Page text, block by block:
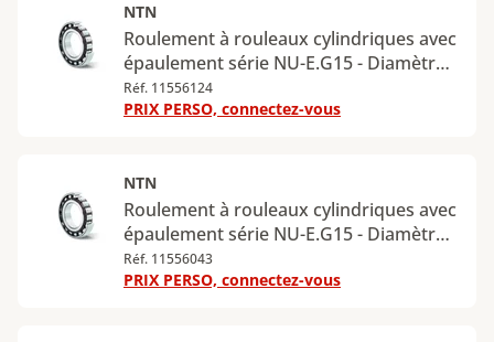
kN
NTN
Roulement à rouleaux cylindriques avec
épaulement série NU-E.G15 - Diamètre
intérieur : 20 mm - Diamètre extérieur :
52 mm - Largeur : 15 mm - Charge
kN
Réf. 11556124
PRIX PERSO, connectez-vous
NTN
Roulement à rouleaux cylindriques avec
épaulement série NU-E.G15 - Diamètre
intérieur : 25 mm - Diamètre extérieur :
62 mm - Largeur : 17 mm - Charge
Réf. 11556043
PRIX PERSO, connectez-vous